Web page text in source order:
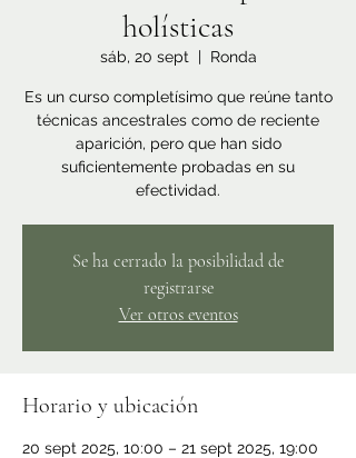
holísticas
sáb, 20 sept
  |
Ronda
Es un curso completísimo que reúne tanto
técnicas ancestrales como de reciente
aparición, pero que han sido
suficientemente probadas en su
efectividad.
Se ha cerrado la posibilidad de
registrarse
Ver otros eventos
Horario y ubicación
20 sept 2025, 10:00 – 21 sept 2025, 19:00